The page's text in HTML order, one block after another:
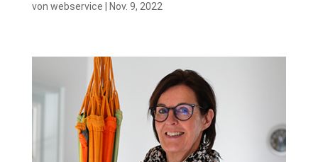
von webservice Nov. 9, 2022